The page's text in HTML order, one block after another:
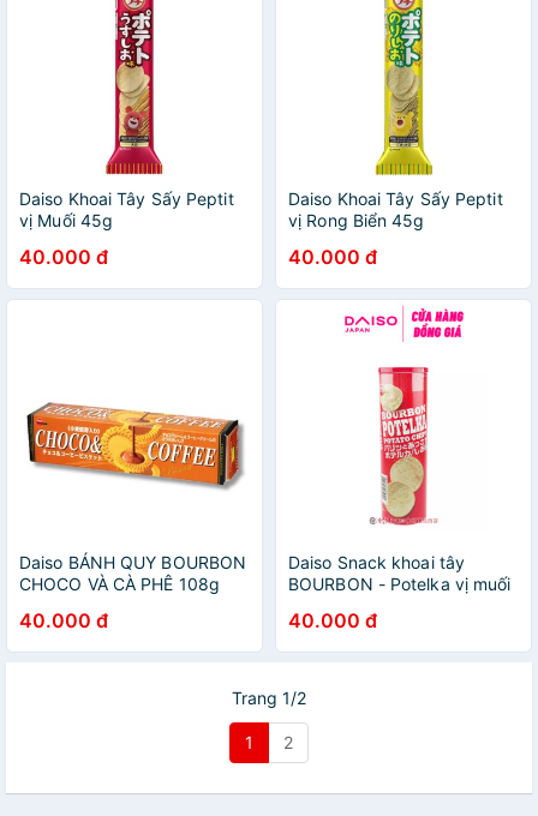
Daiso Khoai Tây Sấy Peptit
vị Muối 45g
40.000 đ
Daiso Khoai Tây Sấy Peptit
vị Rong Biển 45g
40.000 đ
Daiso BÁNH QUY BOURBON
CHOCO VÀ CÀ PHÊ 108g
40.000 đ
Daiso Snack khoai tây
BOURBON - Potelka vị muối
40.000 đ
Trang 1/2
1 2